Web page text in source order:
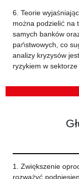
6. Teorie
można podzielić na
samych banków
państwowych, co
analizy kryzysów
ryzykiem w
1. Zwiększenie
rozważyć